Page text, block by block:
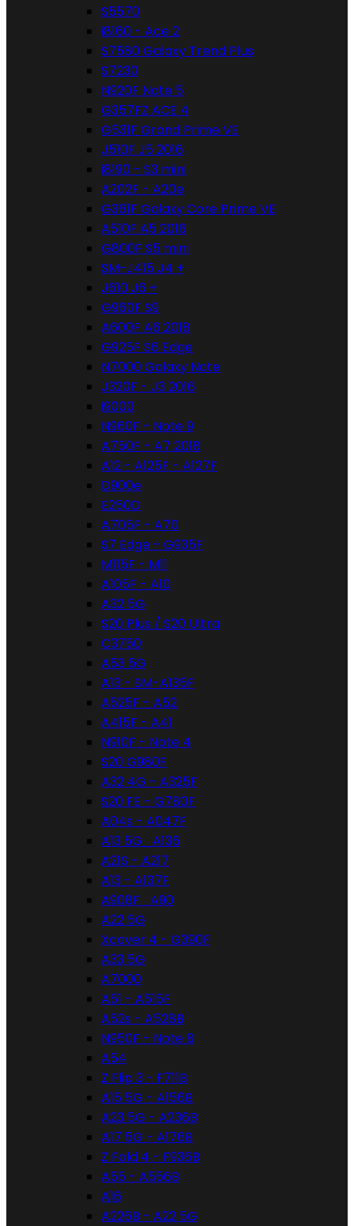
S5570
i8160 - Ace 2
S7580 Galaxy Trend Plus
S7230
N920F Note 5
G357FZ ACE 4
G531F Grand Prime VE
J510F J5 2016
i8190 - S3 mini
A202F - A20e
G361F Galaxy Core Prime VE
A510F A5 2016
G800F S5 mini
SM-J415 J4 +
J610 J6 +
G960F S9
A600F A6 2018
G925F S6 Edge
N7000 Galaxy Note
J320F - J3 2016
i9000
N960F - Note 9
A750F - A7 2018
A12 - A125F - A127F
D900e
E250D
A705F - A70
S7 Edge - G935F
M115F - M11
A105F - A10
A32 5G
S20 Plus / S20 Ultra
C3750
A53 5G
A13 - SM-A135F
A525F - A52
A415F - A41
N910F - Note 4
S20 G980F
A32 4G - A325F
S20 FE - G780F
A04s - A047F
A13 5G_A136
A21S - A217
A13 - A137F
A908F_A90
A22 5G
Xcover 4 - G390F
A33 5G
A7000
A51 - A515F
A52s - A528B
N950F - Note 8
A54
Z Flip 3 - F711B
A15 5G - A156B
A23 5G - A236B
A17 5G - A176B
Z Fold 4 - F936B
A55 - A556B
A16
A226B - A22 5G